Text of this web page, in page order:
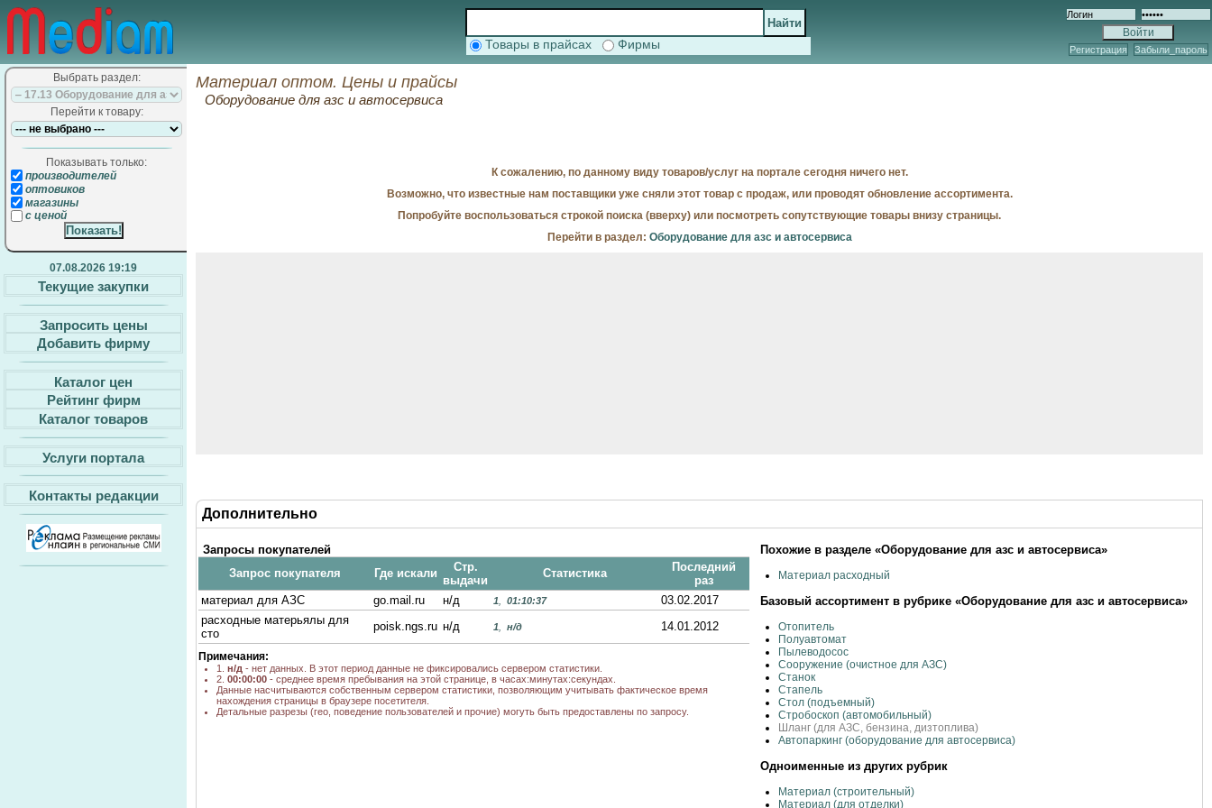
Товары в прайсах Фирмы Регистрация Забыли_пароль
Выбрать раздел:
Перейти к товару:
Показывать только:
производителей
оптовиков
магазины
с ценой
07.08.2026 19:19
Текущие закупки
Запросить цены
Добавить фирму
Каталог цен
Рейтинг фирм
Каталог товаров
Услуги портала
Контакты редакции
Материал оптом. Цены и прайсы
Оборудование для азс и автосервиса
К сожалению, по данному виду товаров/услуг на портале сегодня ничего нет.
Возможно, что известные нам поставщики уже сняли этот товар с продаж, или проводят обновление ассортимента.
Попробуйте воспользоваться строкой поиска (вверху) или посмотреть сопутствующие товары внизу страницы.
Перейти в раздел: Оборудование для азс и автосервиса
Дополнительно
Запросы покупателей
Запрос покупателя
Где искали
Стр.
выдачи
Статистика
Последний
раз
материал для АЗС
go.mail.ru н/д 1 01:10:37
03.02.2017
расходные матерьялы для
сто
poisk.ngs.ru н/д 1 н/д 14.01.2012
Примечания:
1. н/д - нет данных. В этот период данные не фиксировались сервером статистики.
2. 00:00:00 - среднее время пребывания на этой странице, в часах:минутах:секундах.
Данные насчитываются собственным сервером статистики, позволяющим учитывать фактическое время
нахождения страницы в браузере посетителя.
Детальные разрезы (гео, поведение пользователей и прочие) могуть быть предоставлены по запросу.
Похожие в разделе «Оборудование для азс и автосервиса»
Материал расходный
Базовый ассортимент в рубрике «Оборудование для азс и автосервиса»
Отопитель
Полуавтомат
Пылеводосос
Сооружение (очистное для АЗС)
Станок
Стапель
Стол (подъемный)
Стробоскоп (автомобильный)
Шланг (для АЗС, бензина, дизтоплива)
Автопаркинг (оборудование для автосервиса)
Одноименные из других рубрик
Материал (строительный)
Материал (для отделки)